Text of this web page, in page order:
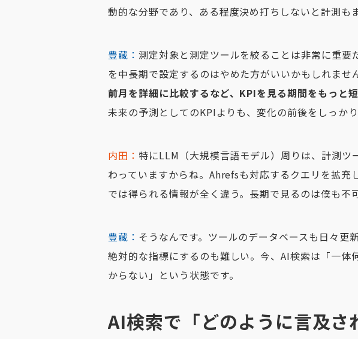
動的な分野であり、ある程度決め打ちしないと計測
豊藏： 測定対象と測定ツールを絞ることは非常に重要
を中長期で設定するのはやめた方がいいかもしれませ
前月を詳細に比較するなど、KPIを見る期間をもっと
未来の予測としてのKPIよりも、変化の前後をしっか
内田： 特にLLM（大規模言語モデル）周りは、計測ツ
わっていますからね。Ahrefsも対応するクエリを拡充
では得られる情報が全く違う。長期で見るのは僕も不
豊藏： そうなんです。ツールのデータベースも日々更
絶対的な指標にするのも難しい。今、AI検索は「一体
からない」という状態です。
AI検索で「どのように言及さ